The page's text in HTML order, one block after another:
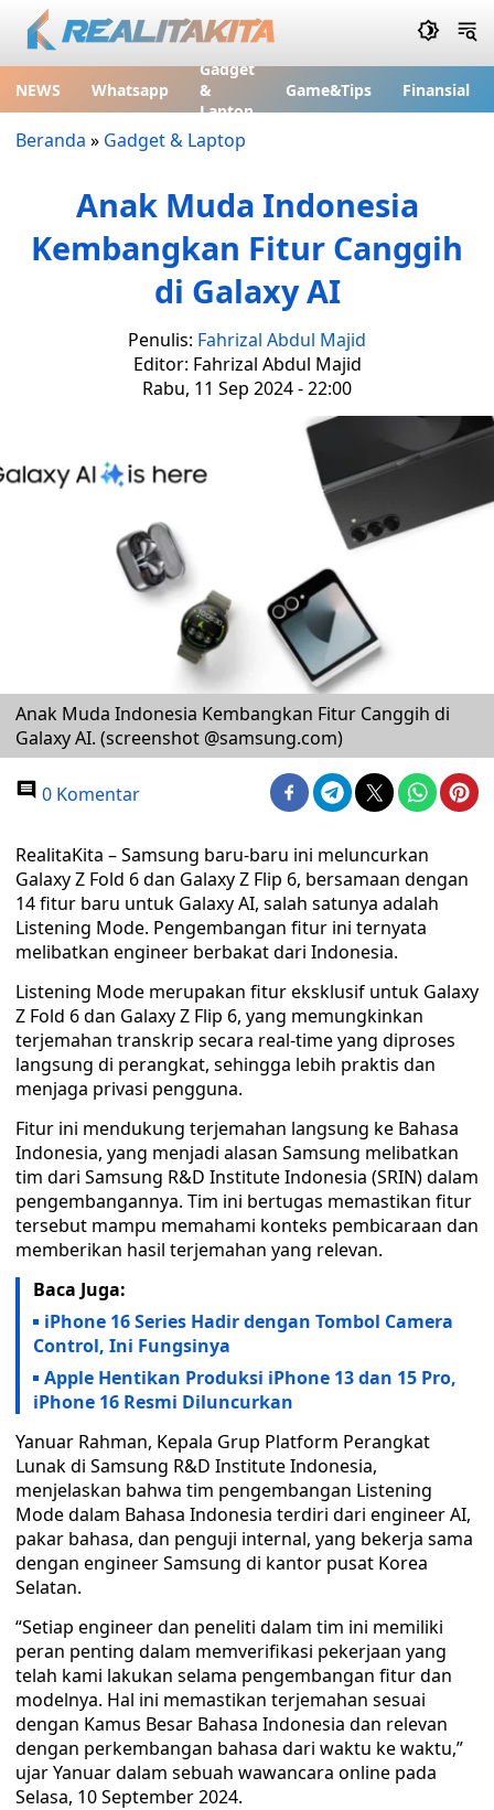
NEWS Whatsapp
Gadget
&
Laptop
Game&Tips Finansial
Beranda » Gadget & Laptop
Anak Muda Indonesia
Kembangkan Fitur Canggih
di Galaxy AI
Penulis: Fahrizal Abdul Majid
Editor: Fahrizal Abdul Majid
Rabu, 11 Sep 2024 - 22:00
Anak Muda Indonesia Kembangkan Fitur Canggih di
Galaxy AI. (screenshot @samsung.com)
0 Komentar
RealitaKita – Samsung baru-baru ini meluncurkan
Galaxy Z Fold 6 dan Galaxy Z Flip 6, bersamaan dengan
14 fitur baru untuk Galaxy AI, salah satunya adalah
Listening Mode. Pengembangan fitur ini ternyata
melibatkan engineer berbakat dari Indonesia.
Listening Mode merupakan fitur eksklusif untuk Galaxy
Z Fold 6 dan Galaxy Z Flip 6, yang memungkinkan
terjemahan transkrip secara real-time yang diproses
langsung di perangkat, sehingga lebih praktis dan
menjaga privasi pengguna.
Fitur ini mendukung terjemahan langsung ke Bahasa
Indonesia, yang menjadi alasan Samsung melibatkan
tim dari Samsung R&D Institute Indonesia (SRIN) dalam
pengembangannya. Tim ini bertugas memastikan fitur
tersebut mampu memahami konteks pembicaraan dan
memberikan hasil terjemahan yang relevan.
Baca Juga:
iPhone 16 Series Hadir dengan Tombol Camera
Control, Ini Fungsinya
Apple Hentikan Produksi iPhone 13 dan 15 Pro,
iPhone 16 Resmi Diluncurkan
Yanuar Rahman, Kepala Grup Platform Perangkat
Lunak di Samsung R&D Institute Indonesia,
menjelaskan bahwa tim pengembangan Listening
Mode dalam Bahasa Indonesia terdiri dari engineer AI,
pakar bahasa, dan penguji internal, yang bekerja sama
dengan engineer Samsung di kantor pusat Korea
Selatan.
“Setiap engineer dan peneliti dalam tim ini memiliki
peran penting dalam memverifikasi pekerjaan yang
telah kami lakukan selama pengembangan fitur dan
modelnya. Hal ini memastikan terjemahan sesuai
dengan Kamus Besar Bahasa Indonesia dan relevan
dengan perkembangan bahasa dari waktu ke waktu,”
ujar Yanuar dalam sebuah wawancara online pada
Selasa, 10 September 2024.